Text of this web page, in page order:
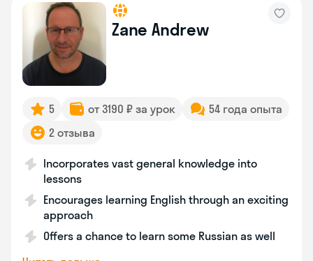
Zane Andrew
5 от 3190 ₽ за урок
54 года опыта
2 отзыва
Incorporates vast general knowledge into
lessons
Encourages learning English through an exciting
approach
Offers a chance to learn some Russian as well